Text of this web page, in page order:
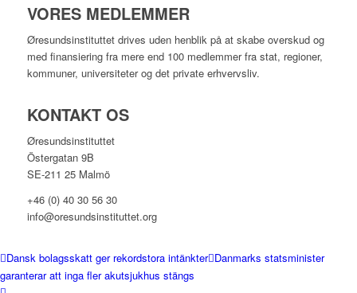
VORES MEDLEMMER
Øresundsinstituttet drives uden henblik på at skabe overskud og
med finansiering fra mere end 100 medlemmer fra stat, regioner,
kommuner, universiteter og det private erhvervsliv.
KONTAKT OS
Øresundsinstituttet
Östergatan 9B
SE-211 25 Malmö
+46 (0) 40 30 56 30
info@oresundsinstituttet.org
Dansk bolagsskatt ger rekordstora intänkter Danmarks statsminister
garanterar att inga fler akutsjukhus stängs